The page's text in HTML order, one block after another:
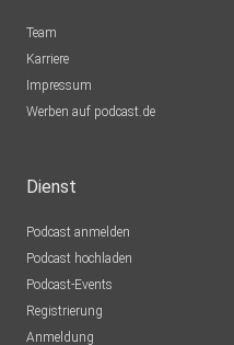
Team
Karriere
Impressum
Werben auf podcast.de
Dienst
Podcast anmelden
Podcast hochladen
Podcast-Events
Registrierung
Anmeldung